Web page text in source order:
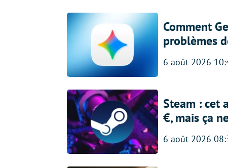
Comment
problèmes
6 août 2026
Steam : cet
€, mais ça
6 août 2026